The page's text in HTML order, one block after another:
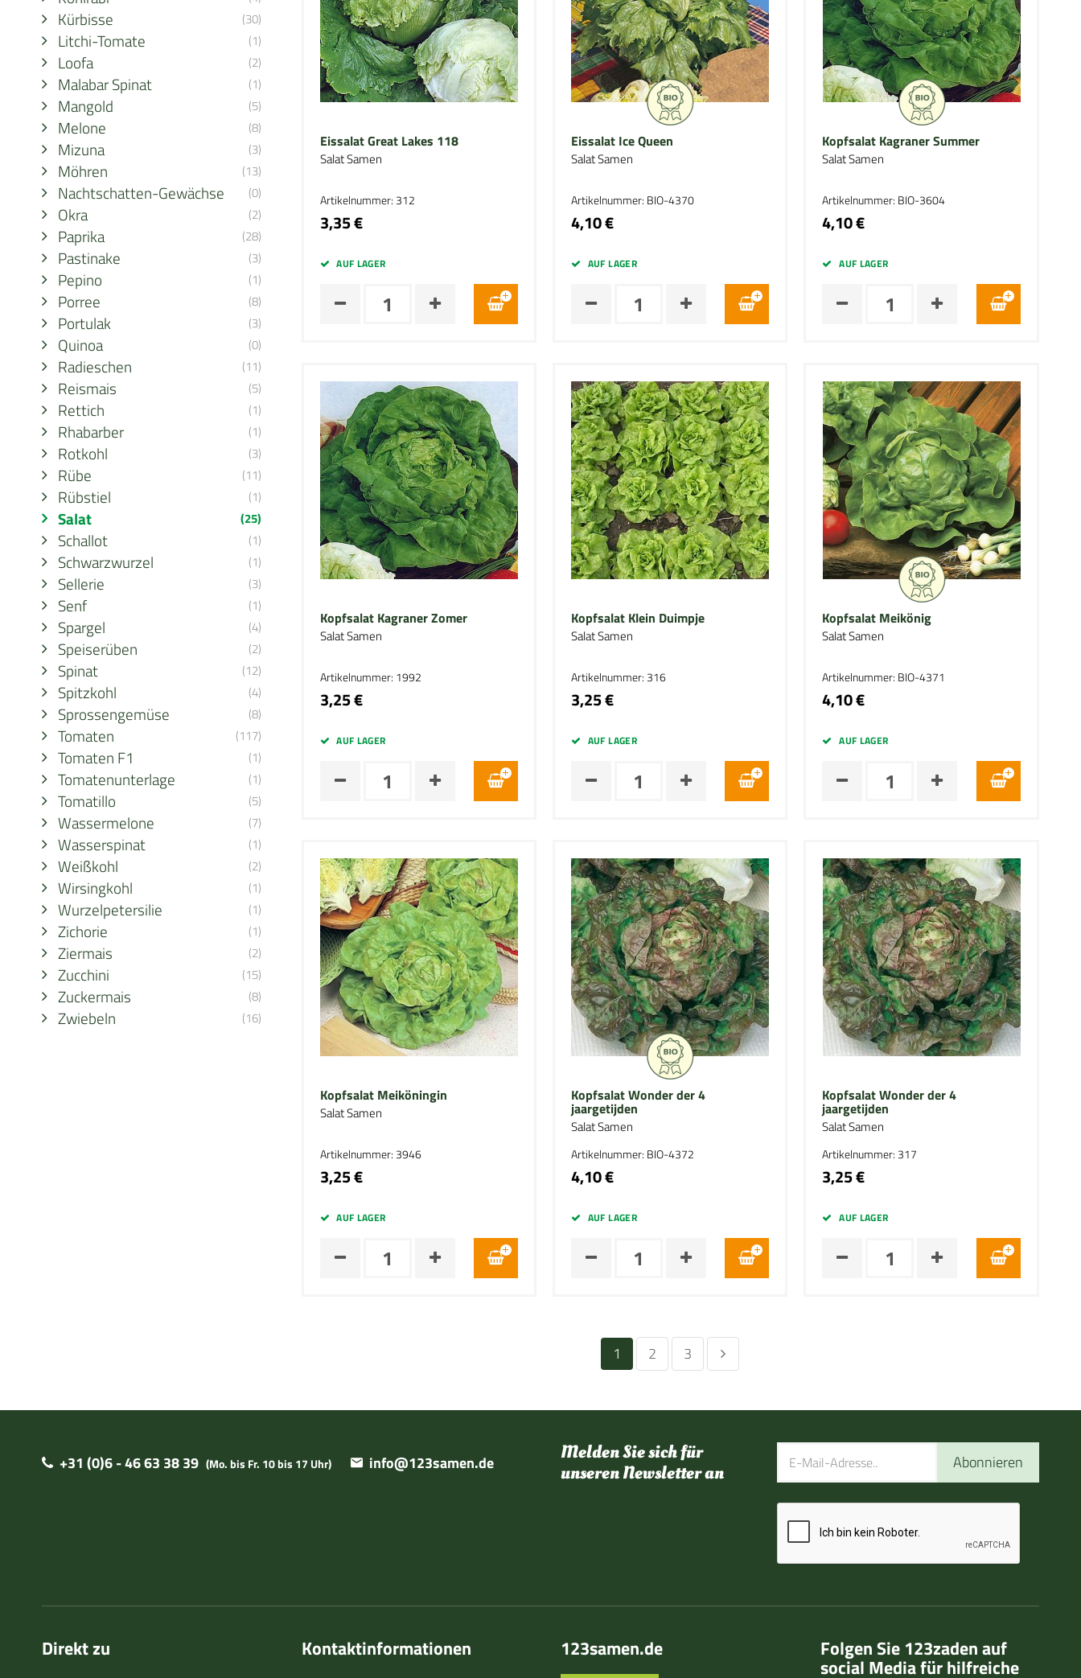
Kürbisse (30)
Litchi-Tomate (1)
Loofa (2)
Malabar Spinat (1)
Mangold (5)
Melone (8)
Mizuna (3)
Möhren (13)
Nachtschatten-Gewächse (0)
Okra (2)
Paprika (28)
Pastinake (3)
Pepino (1)
Porree (8)
Portulak (3)
Quinoa (0)
Radieschen (11)
Reismais (5)
Rettich (1)
Rhabarber (1)
Rotkohl (3)
Rübe (11)
Rübstiel (1)
Salat (25)
Schallot (1)
Schwarzwurzel (1)
Sellerie (3)
Senf (1)
Spargel (4)
Speiserüben (2)
Spinat (12)
Spitzkohl (4)
Sprossengemüse (8)
Tomaten (117)
Tomaten F1 (1)
Tomatenunterlage (1)
Tomatillo (5)
Wassermelone (7)
Wasserspinat (1)
Weißkohl (2)
Wirsingkohl (1)
Wurzelpetersilie (1)
Zichorie (1)
Ziermais (2)
Zucchini (15)
Zuckermais (8)
Zwiebeln (16)
Eissalat Great Lakes 118
Salat Samen
Artikelnummer: 312
3,35 €
AUF LAGER
Eissalat Ice Queen
Salat Samen
Artikelnummer: BIO-4370
4,10 €
AUF LAGER
Kopfsalat Kagraner Summer
Salat Samen
Artikelnummer: BIO-3604
4,10 €
AUF LAGER
Kopfsalat Kagraner Zomer
Salat Samen
Artikelnummer: 1992
3,25 €
AUF LAGER
Kopfsalat Klein Duimpje
Salat Samen
Artikelnummer: 316
3,25 €
AUF LAGER
Kopfsalat Meikönig
Salat Samen
Artikelnummer: BIO-4371
4,10 €
AUF LAGER
Kopfsalat Meiköningin
Salat Samen
Artikelnummer: 3946
3,25 €
AUF LAGER
Kopfsalat Wonder der 4
jaargetijden
Salat Samen
Artikelnummer: BIO-4372
4,10 €
AUF LAGER
Kopfsalat Wonder der 4
jaargetijden
Salat Samen
Artikelnummer: 317
3,25 €
AUF LAGER
1 2 3
+31 (0)6 - 46 63 38 39 (Mo. bis Fr. 10 bis 17 Uhr) info@123samen.de
Melden Sie sich für
unseren Newsletter an
Abonnieren
Direkt zu Kontaktinformationen 123samen.de Folgen Sie 123zaden auf
social Media für hilfreiche